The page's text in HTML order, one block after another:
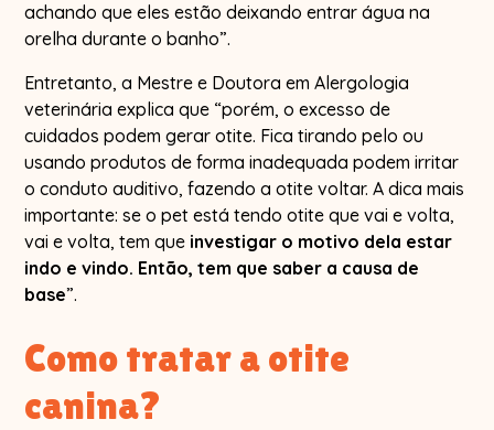
achando que eles estão deixando entrar água na
orelha durante o banho”.
Entretanto, a Mestre e Doutora em Alergologia
veterinária explica que “porém, o excesso de
cuidados podem gerar otite. Fica tirando pelo ou
usando produtos de forma inadequada podem irritar
o conduto auditivo, fazendo a otite voltar. A dica mais
importante: se o pet está tendo otite que vai e volta,
vai e volta, tem que investigar o motivo dela estar
indo e vindo. Então, tem que saber a causa de
base”.
Como tratar a otite
canina?